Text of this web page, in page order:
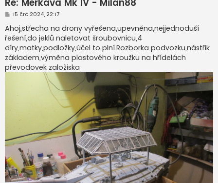
Re: Merkava Mk IV - Milan88
P
í
s
p
ě
v
e
k
15 črc 2024, 22:17
Ahoj,střecha na drony vyřešena,upevněna,nejjednoduší
řešení,do jeklů naletovat šroubovnicu,4
díry,matky,podložky,účel to plní.Rozborka podvozku,nástřik
základem,výměna plastového kroužku na hřídelách
převodovek založiska